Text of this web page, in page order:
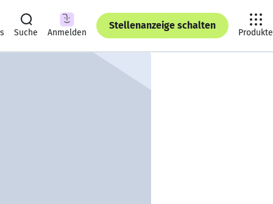
Suche Anmelden
Stellenanzeige schalten
Produkte